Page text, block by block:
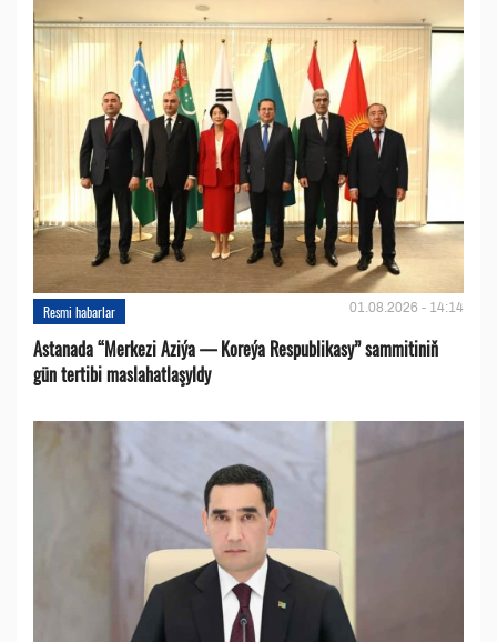
Resmi habarlar 01.08.2026 - 14:14
Astanada “Merkezi Aziýa — Koreýa Respublikasy” sammitiniň
gün tertibi maslahatlaşyldy